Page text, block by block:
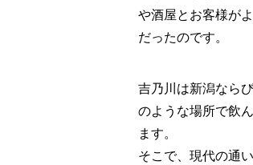
や酒屋とお客様が
だったのです。
吉乃川は新潟なら
のような場所で飲
ます。
そこで、現代の通